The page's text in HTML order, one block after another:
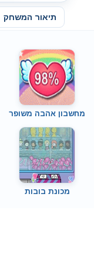
תיאור המשחק
מחשבון אהבה משופר
מכונת בובות